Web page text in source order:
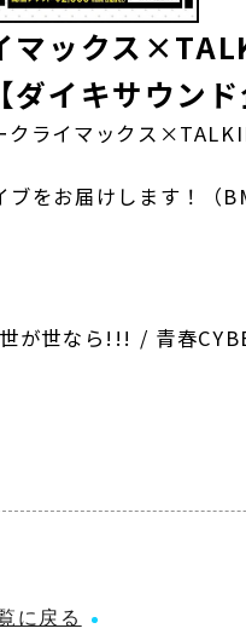
マックス
企画/
クライマックス
をお届けします！（
が世なら!!! / 青春
に戻る